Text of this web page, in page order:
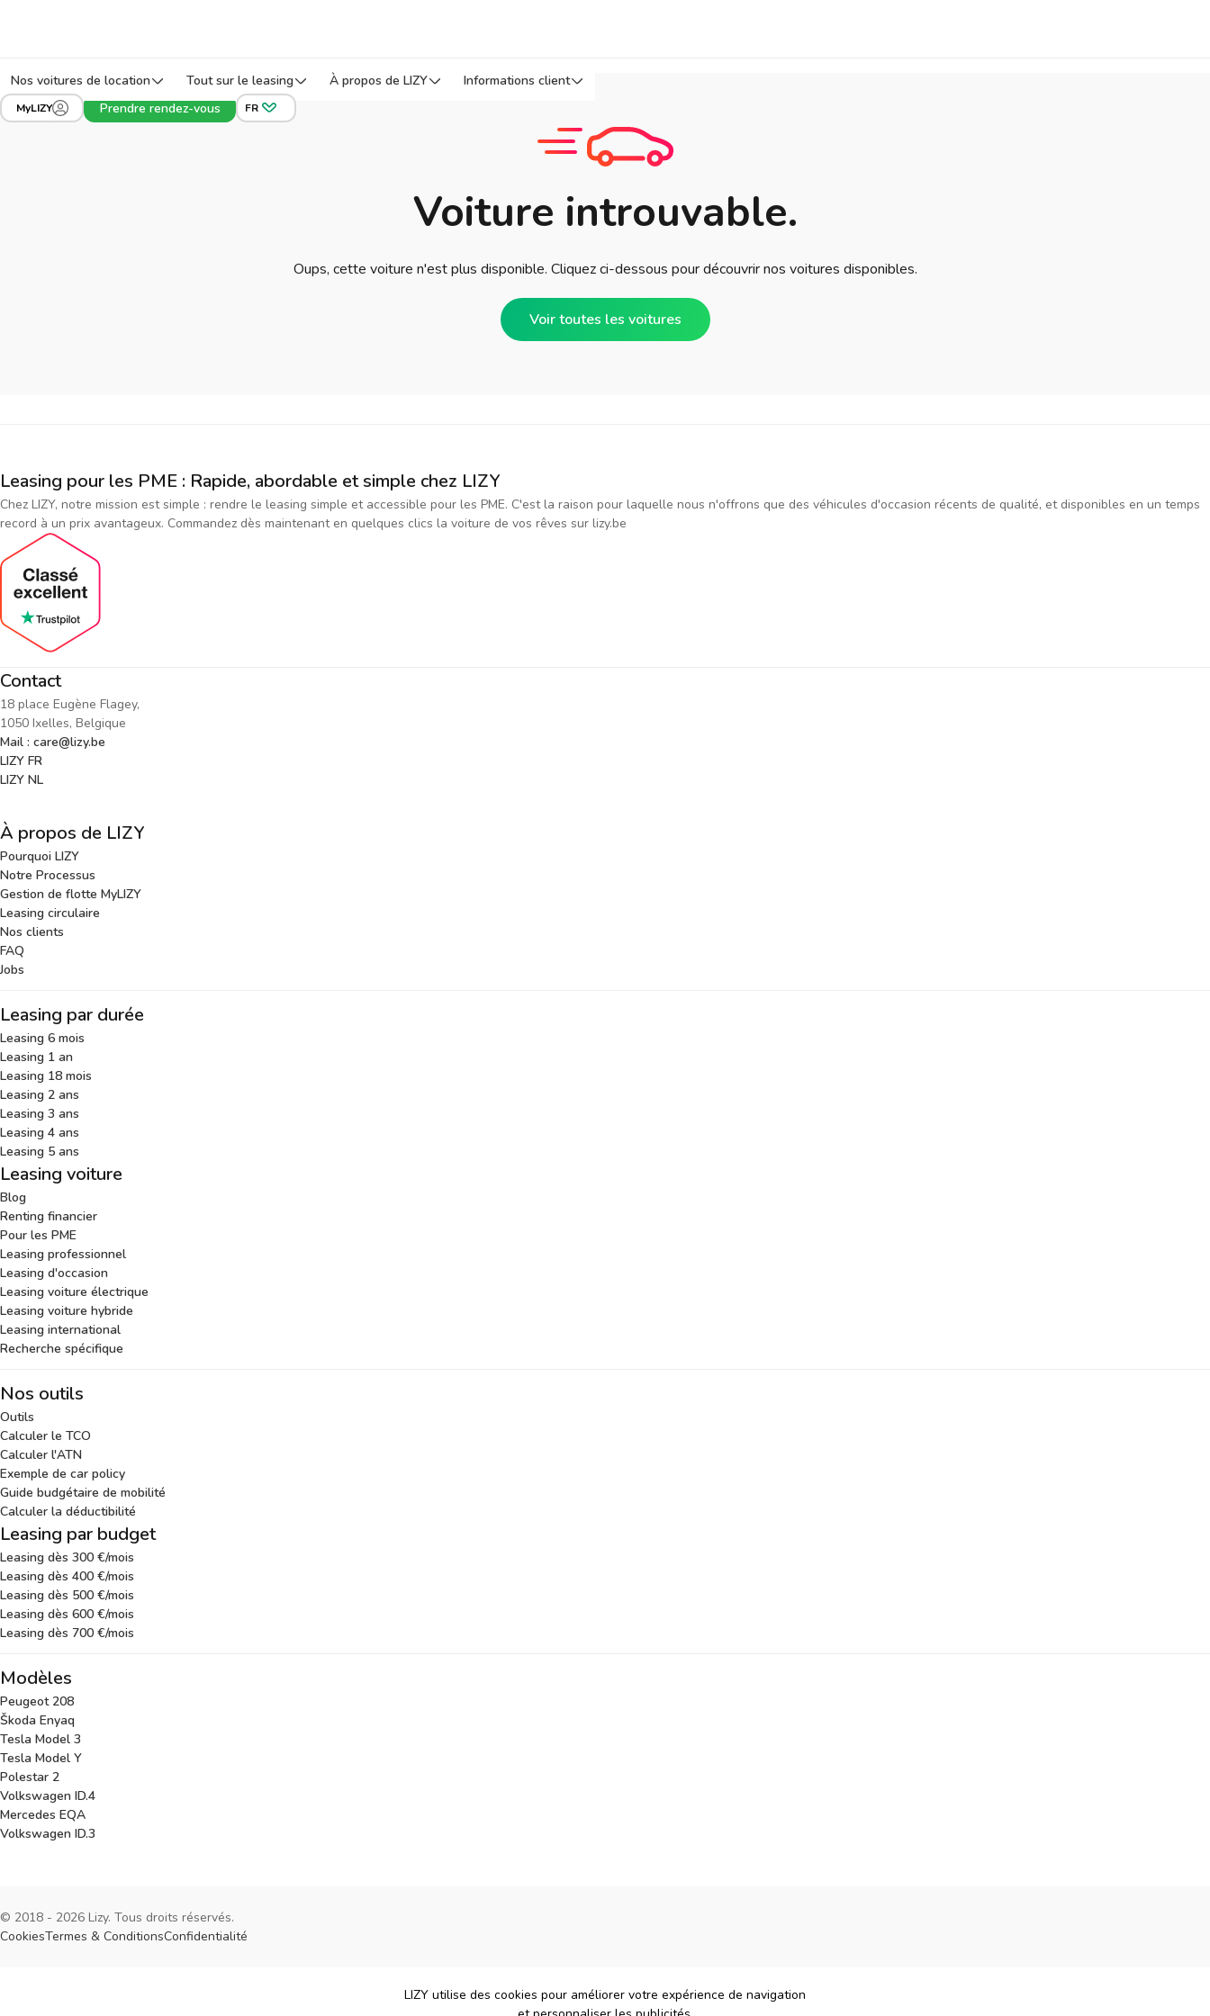
Nos voitures de location Tout sur le leasing À propos de LIZY Informations client
MyLIZY Prendre rendez-vous FR
Voiture introuvable.
Oups, cette voiture n'est plus disponible. Cliquez ci-dessous pour découvrir nos voitures disponibles.
Voir toutes les voitures
Leasing pour les PME : Rapide, abordable et simple chez LIZY
Chez LIZY, notre mission est simple : rendre le leasing simple et accessible pour les PME. C'est la raison pour laquelle nous n'offrons que des véhicules d'occasion récents de qualité, et disponibles en un temps
record à un prix avantageux. Commandez dès maintenant en quelques clics la voiture de vos rêves sur lizy.be
Contact
18 place Eugène Flagey,
1050 Ixelles, Belgique
Mail : care@lizy.be
LIZY FR
LIZY NL
À propos de LIZY
Pourquoi LIZY
Notre Processus
Gestion de flotte MyLIZY
Leasing circulaire
Nos clients
FAQ
Jobs
Leasing par durée
Leasing 6 mois
Leasing 1 an
Leasing 18 mois
Leasing 2 ans
Leasing 3 ans
Leasing 4 ans
Leasing 5 ans
Leasing voiture
Blog
Renting financier
Pour les PME
Leasing professionnel
Leasing d'occasion
Leasing voiture électrique
Leasing voiture hybride
Leasing international
Recherche spécifique
Nos outils
Outils
Calculer le TCO
Calculer l'ATN
Exemple de car policy
Guide budgétaire de mobilité
Calculer la déductibilité
Leasing par budget
Leasing dès 300 €/mois
Leasing dès 400 €/mois
Leasing dès 500 €/mois
Leasing dès 600 €/mois
Leasing dès 700 €/mois
Modèles
Peugeot 208
Škoda Enyaq
Tesla Model 3
Tesla Model Y
Polestar 2
Volkswagen ID.4
Mercedes EQA
Volkswagen ID.3
© 2018 - 2026 Lizy. Tous droits réservés.
CookiesTermes & ConditionsConfidentialité
LIZY utilise des cookies pour améliorer votre expérience de navigation